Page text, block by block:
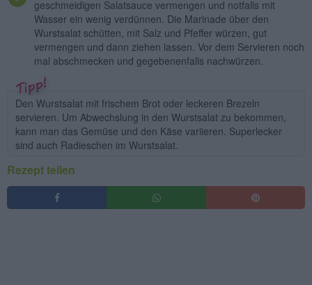
geschmeidigen Salatsauce vermengen und notfalls mit
Wasser ein wenig verdünnen. Die Marinade über den
Wurstsalat schütten, mit Salz und Pfeffer würzen, gut
vermengen und dann ziehen lassen. Vor dem Servieren noch
mal abschmecken und gegebenenfalls nachwürzen.
Den Wurstsalat mit frischem Brot oder leckeren Brezeln
servieren. Um Abwechslung in den Wurstsalat zu bekommen,
kann man das Gemüse und den Käse variieren. Superlecker
sind auch Radieschen im Wurstsalat.
Rezept teilen